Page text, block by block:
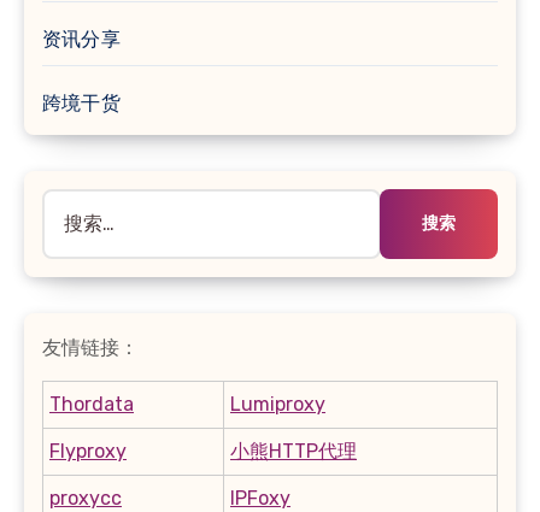
资讯分享
跨境干货
索：
友情链接：
Thordata Lumiproxy
Flyproxy 小熊HTTP代理
proxycc IPFoxy